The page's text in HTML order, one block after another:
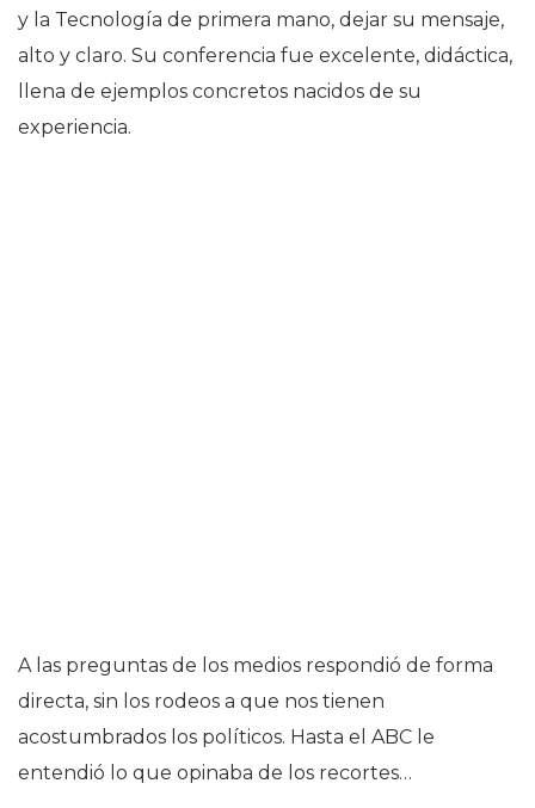
y la Tecnología de primera mano, dejar su mensaje,
alto y claro. Su conferencia fue excelente, didáctica,
llena de ejemplos concretos nacidos de su
experiencia.
A las preguntas de los medios respondió de forma
directa, sin los rodeos a que nos tienen
acostumbrados los políticos. Hasta el ABC le
entendió lo que opinaba de los recortes…